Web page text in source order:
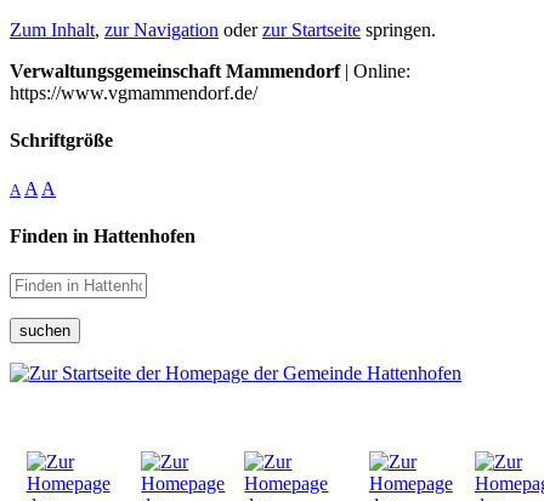
Zum Inhalt, zur Navigation oderzur Startseite springen.
Verwaltungsgemeinschaft Mammendorf| Online:
https://www.vgmammendorf.de/
Schriftgröße
A A A
Finden in Hattenhofen
suchen